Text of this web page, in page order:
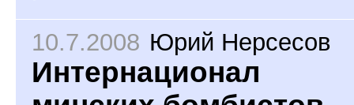
10.7.2008 Юрий Нерсесов
Интернационал